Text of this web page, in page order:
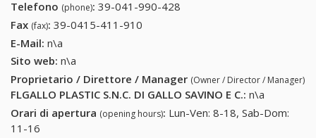
Telefono (phone): 39-041-990-428
Fax (fax): 39-0415-411-910
E-Mail: n\a
Sito web: n\a
Proprietario / Direttore / Manager (Owner / Director / Manager)
FLGALLO PLASTIC S.N.C. DI GALLO SAVINO E C.: n\a
Orari di apertura (opening hours): Lun-Ven: 8-18, Sab-Dom:
11-16